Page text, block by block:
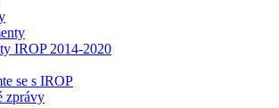
IROP 2014-2020
se s IROP
zprávy